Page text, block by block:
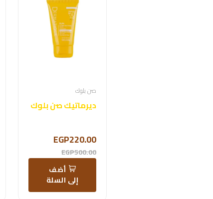
صن بلوك
ديرماتيك صن بلوك
EGP220.00
EGP500.00
أضف
إلى السلة